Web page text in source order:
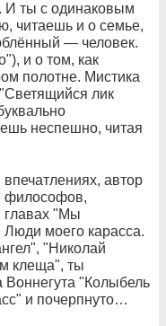
И ты с одинаковым
читаешь и о семье,
— человек.
и о том, как
полотне. Мистика
лик
неспешно, читая
автор
философов,
главах "Мы
Люди моего карасса.
"Николай
клеща", ты
Воннегута "Колыбель
и почерпнуто…